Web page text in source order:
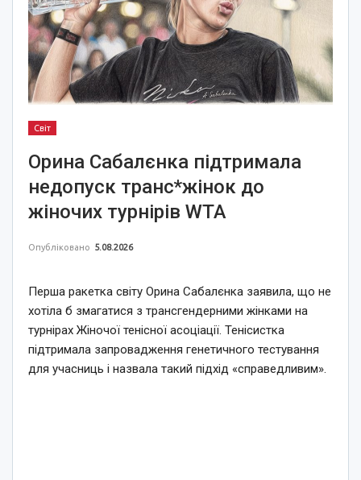
Світ
Орина Сабалєнка підтримала
недопуск транс*жінок до
жіночих турнірів WTA
Опубліковано 5.08.2026
Перша ракетка світу Орина Сабалєнка заявила, що не
хотіла б змагатися з трансгендерними жінками на
турнірах Жіночої тенісної асоціації. Тенісистка
підтримала запровадження генетичного тестування
для учасниць і назвала такий підхід «справедливим».